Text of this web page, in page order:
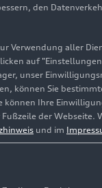
den
Verwendung aller
auf
unser
können Sie
können Ihre
der Webseite.
und im